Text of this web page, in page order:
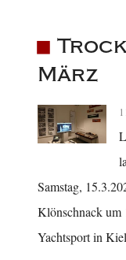
März
Samstag,
Klönschnack um
Yachtsport in